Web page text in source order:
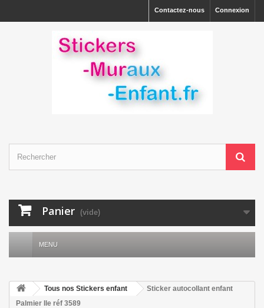
Connexion
Contactez-nous
Panier (vide)
MENU
Tous nos Stickers enfant
Sticker autocollant enfant
Palmier Ile réf 3589